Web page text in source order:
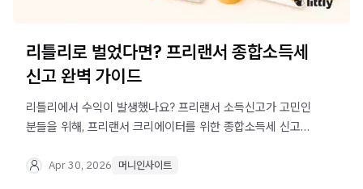
리틀리로 벌었다면? 프리랜서 종합소득세
신고 완벽 가이드
리틀리에서 수익이 발생했나요? 프리랜서 소득신고가 고민인
분들을 위해, 프리랜서 크리에이터를 위한 종합소득세 신고
Apr 30, 2026 머니인사이트